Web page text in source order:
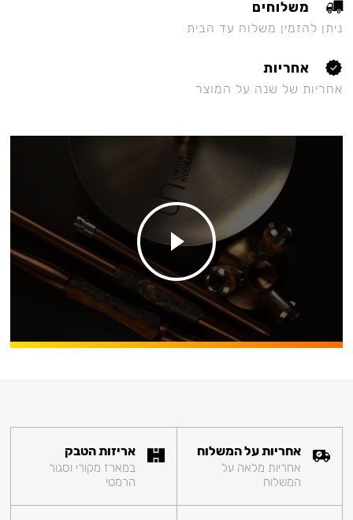
משלוחים
ניתן להזמין משלוח עד הבית
אחריות
אחריות של שנה על המוצר
אחריות על המשלוח
אחריות מלאה על
המשלוח
אריזות הטבק
במארז מקורי וסגור
הרמטי